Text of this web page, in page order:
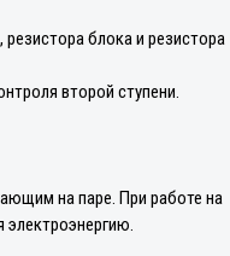
блока и резистора
второй ступени.
на паре. При работе на